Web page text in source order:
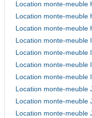
Location monte-meuble
Location monte-meuble
Location monte-meuble
Location monte-meuble
Location monte-meuble
Location monte-meuble
Location monte-meuble
Location monte-meuble
Location monte-meuble
Location monte-meuble